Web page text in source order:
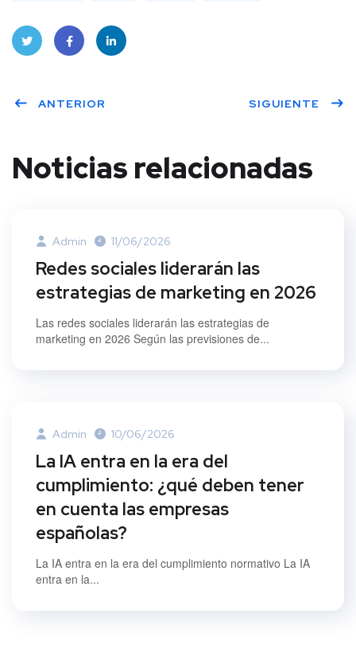
er book dIn
ANTERIOR SIGUIENTE
Noticias relacionadas
Admin 11/06/2026
Redes sociales liderarán las
estrategias de marketing en 2026
Las redes sociales liderarán las estrategias de
marketing en 2026 Según las previsiones de...
Admin 10/06/2026
La IA entra en la era del
cumplimiento: ¿qué deben tener
en cuenta las empresas
españolas?
La IA entra en la era del cumplimiento normativo La IA
entra en la...